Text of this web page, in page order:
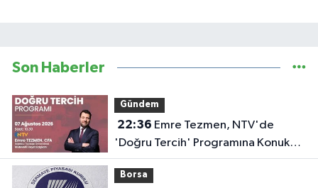
Son Haberler
Gündem
22:36
'Doğru Tercih' Programına Konuk
Olacak
Borsa